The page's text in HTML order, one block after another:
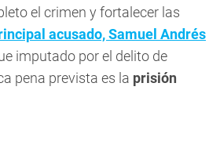
el crimen y fortalecer las
acusado, Samuel Andrés
imputado por el delito de
pena prevista es la prisión